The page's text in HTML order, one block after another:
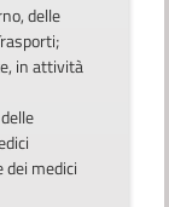
delle
in attività
medici